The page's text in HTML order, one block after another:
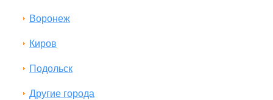
Воронеж
Киров
Подольск
Другие города